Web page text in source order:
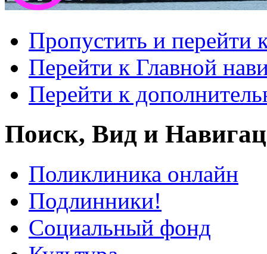
Пропустить и перейти
Перейти к Главной
Перейти к
Поиск, Вид и
Поликлиника онлайн
Подлинники!
Социальный фонд